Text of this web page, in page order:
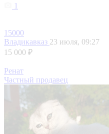
1
15000
Владикавказ 23 июля, 09:27
15 000 ₽
Ренат
Частный продавец